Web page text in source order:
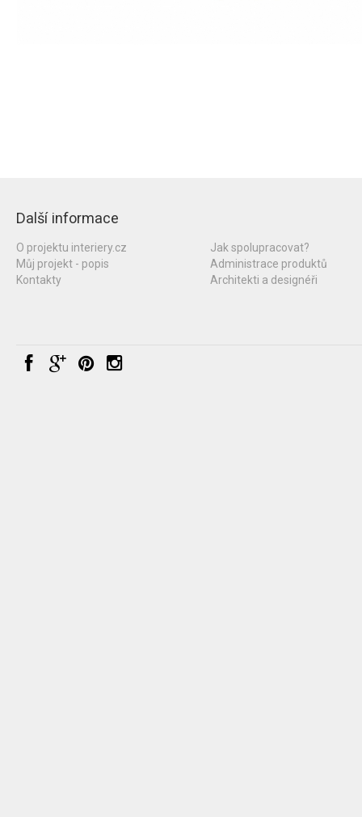
Další informace
O projektu interiery.cz
Můj projekt - popis
Kontakty
Jak spolupracovat?
Administrace produktů
Architekti a designéři